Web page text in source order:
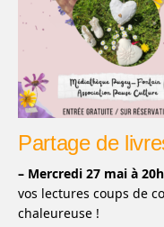
Partage de
– Mercredi 27 mai à 20h
vos lectures coups de
chaleureuse !